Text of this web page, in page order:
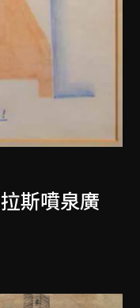
斯噴泉廣